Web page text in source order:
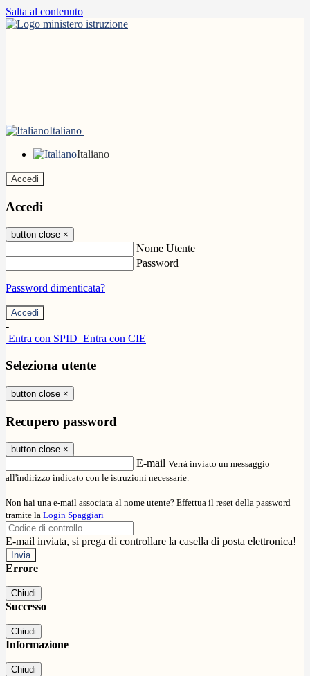
Salta al contenuto
Italiano
Italiano
Accedi
Accedi
button close ×
Nome Utente
Password
Password dimenticata?
-
Entra con SPID Entra con CIE
Seleziona utente
button close ×
Recupero password
button close ×
E-mail Verrà inviato un messaggio
all'indirizzo indicato con le istruzioni necessarie.
Non hai una e-mail associata al nome utente? Effettua il reset della password
tramite la Login Spaggiari
E-mail inviata, si prega di controllare la casella di posta elettronica!
Errore
Chiudi
Successo
Chiudi
Informazione
Chiudi